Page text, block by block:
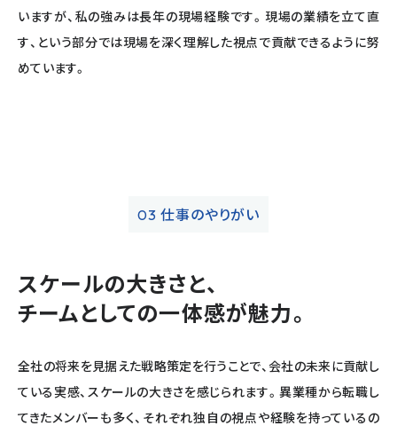
いますが、私の強みは長年の現場経験です。現場の業績を立て直
す、という部分では現場を深く理解した視点で貢献できるように努
めています。
03 仕事のやりがい
スケールの大きさと、
チームとしての一体感が魅力。
全社の将来を見据えた戦略策定を行うことで、会社の未来に貢献し
ている実感、スケールの大きさを感じられます。異業種から転職し
てきたメンバーも多く、それぞれ独自の視点や経験を持っているの